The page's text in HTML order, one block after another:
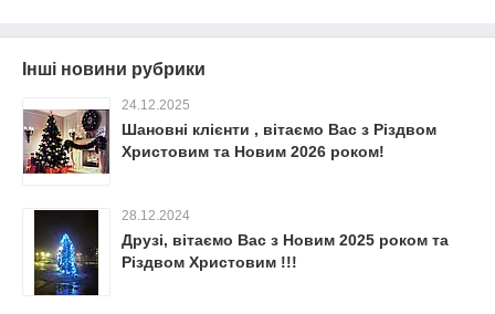
Інші новини рубрики
24.12.2025
Шановні клієнти , вітаємо Вас з Різдвом
Христовим та Новим 2026 роком!
28.12.2024
Друзі, вітаємо Вас з Новим 2025 роком та
Різдвом Христовим !!!